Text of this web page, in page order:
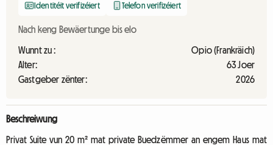
Identitéit verifizéiert Telefon verifizéiert
Nach keng Bewäertunge bis elo
Wunnt zu :
Opio (Frankräich)
Alter:
63 Joer
Gastgeber zënter:
2026
Beschreiwung
Privat Suite vun 20 m² mat private Buedzëmmer an engem Haus mat